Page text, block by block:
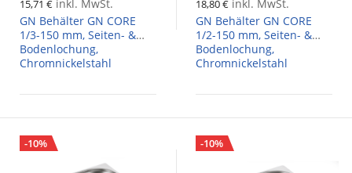
15,71 € inkl. MwSt.
GN Behälter GN CORE
1/3-150 mm, Seiten- &
Bodenlochung,
Chromnickelstahl
18,80 € inkl. MwSt.
GN Behälter GN CORE
1/2-150 mm, Seiten- &
Bodenlochung,
Chromnickelstahl
-10% -10%